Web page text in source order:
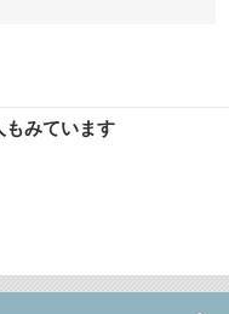
もみています